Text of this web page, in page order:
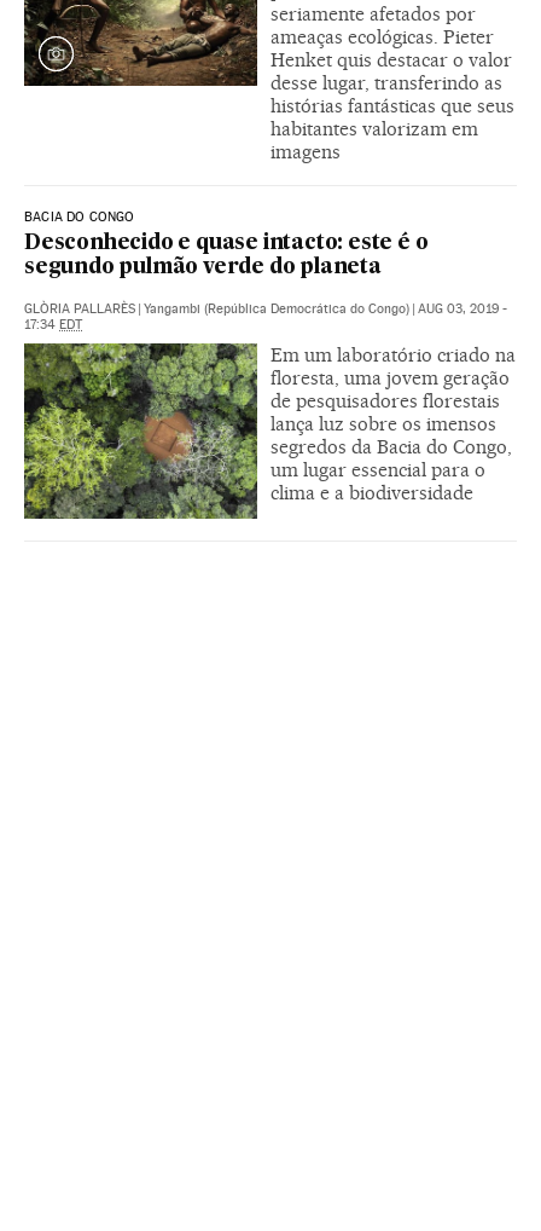
seriamente afetados por
ameaças ecológicas. Pieter
Henket quis destacar o valor
desse lugar, transferindo as
histórias fantásticas que seus
habitantes valorizam em
imagens
BACIA DO CONGO
Desconhecido e quase intacto: este é o
segundo pulmão verde do planeta
GLÒRIA PALLARÈS | Yangambi (República Democrática do Congo) | AUG 03, 2019 -
17:34 EDT
Em um laboratório criado na
floresta, uma jovem geração
de pesquisadores florestais
lança luz sobre os imensos
segredos da Bacia do Congo,
um lugar essencial para o
clima e a biodiversidade